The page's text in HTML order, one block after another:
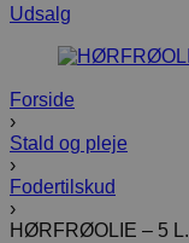
Udsalg
Forside
›
Stald og pleje
›
Fodertilskud
›
HØRFRØOLIE – 5 L.